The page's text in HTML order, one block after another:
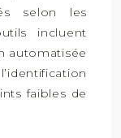
selon les
incluent
automatisée
faibles de